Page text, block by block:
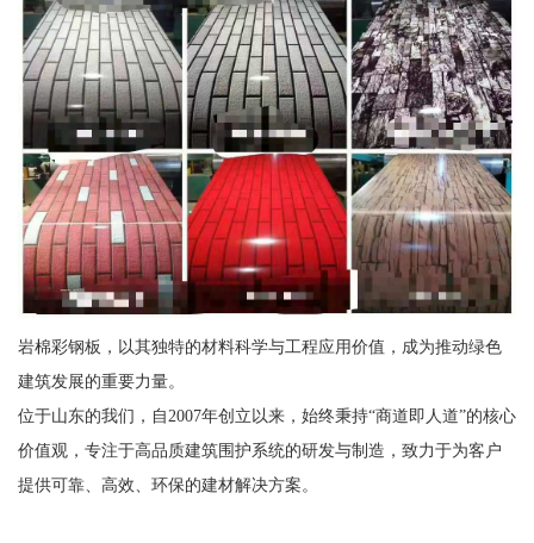
岩棉彩钢板，以其独特的材料科学与工程应用价值，成为推动绿色
建筑发展的重要力量。
位于山东的我们，自2007年创立以来，始终秉持“商道即人道”的核心
价值观，专注于高品质建筑围护系统的研发与制造，致力于为客户
提供可靠、高效、环保的建材解决方案。